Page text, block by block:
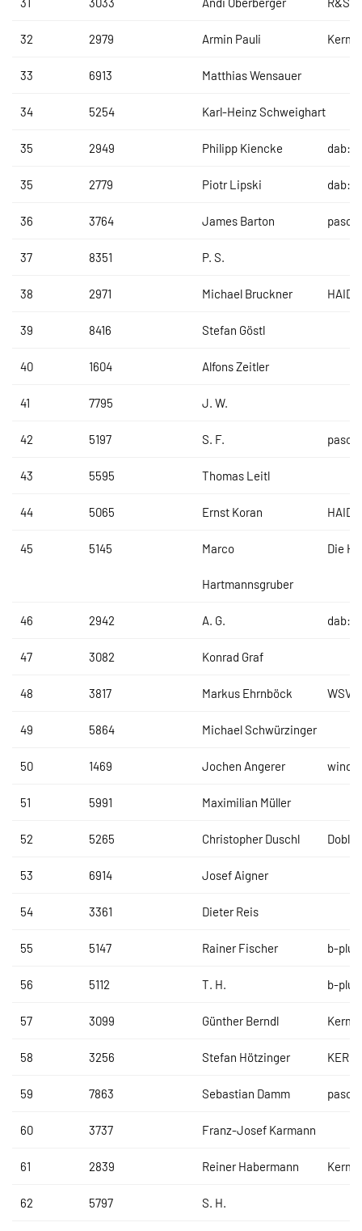
32 2979 Armin Pauli Kermi
33 6913 Matthias Wensauer
34 5254 Karl-Heinz Schweighart
35 2949 Philipp Kiencke
35 2779 Piotr Lipski
36 3764 James Barton
37 8351 P. S.
38 2971 Michael Bruckner HAIDL
39 8416 Stefan Göstl
40 1604 Alfons Zeitler
41 7795 J. W.
42 5197 S. F.
43 5595 Thomas Leitl
44 5065 Ernst Koran HAIDL
45 5145 Marco
Hartmannsgruber
Die
46 2942 A. G.
47 3082 Konrad Graf
48 3817 Markus Ehrnböck WSV
49 5864 Michael Schwürzinger
50 1469 Jochen Angerer
51 5991 Maximilian Müller
52 5265 Christopher Duschl
53 6914 Josef Aigner
54 3361 Dieter Reis
55 5147 Rainer Fischer b-plus
56 5112 T. H. b-plus
57 3099 Günther Berndl
58 3256 Stefan Hötzinger
59 7863 Sebastian Damm
60 3737 Franz-Josef Karmann
61 2839 Reiner Habermann Kermi
62 5797 S. H.